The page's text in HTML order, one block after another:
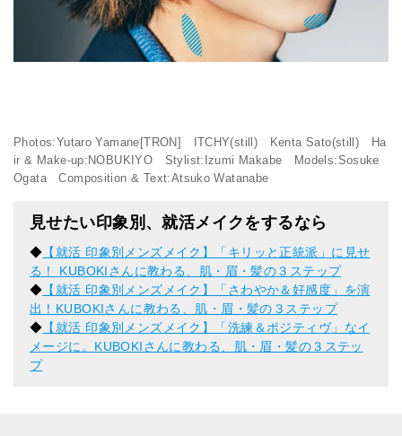
Photos:Yutaro Yamane[TRON] ITCHY(still) Kenta Sato(still) Ha
ir & Make-up:NOBUKIYO Stylist:Izumi Makabe Models:Sosuke
Ogata Composition & Text:Atsuko Watanabe
見せたい印象別、就活メイクをするなら
◆ 【就活 印象別メンズメイク】「キリッと正統派」に見せ
る！ KUBOKIさんに教わる、肌・眉・髪の３ステップ
◆ 【就活 印象別メンズメイク】「さわやか＆好感度」を演
出！KUBOKIさんに教わる、肌・眉・髪の３ステップ
◆ 【就活 印象別メンズメイク】「洗練＆ポジティヴ」なイ
メージに。KUBOKIさんに教わる、肌・眉・髪の３ステッ
プ